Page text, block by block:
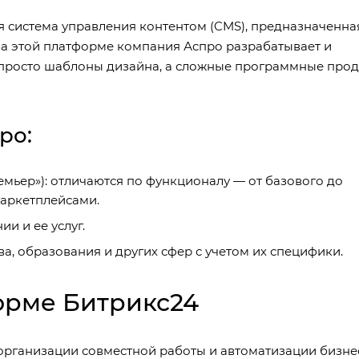
управления контентом (CMS),
этой платформе компания Аспро разрабатывает и
шаблоны дизайна, а сложные программные
отличаются по функционалу — от базового до
и ее услуг.
образования и других сфер с учетом их специфики.
Битрикс24
совместной работы и автоматизации